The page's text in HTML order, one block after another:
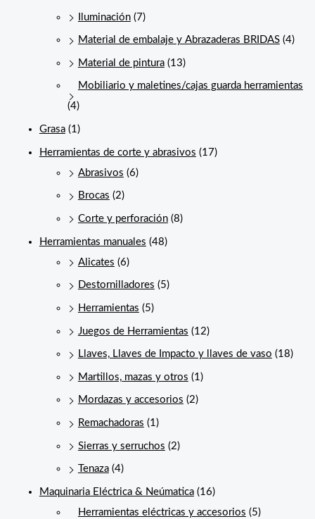
Iluminación (7)
Material de embalaje y Abrazaderas BRIDAS (4)
Material de pintura (13)
Mobiliario y maletines/cajas guarda herramientas
(4)
Grasa (1)
Herramientas de corte y abrasivos (17)
Abrasivos (6)
Brocas (2)
Corte y perforación (8)
Herramientas manuales (48)
Alicates (6)
Destornilladores (5)
Herramientas (5)
Juegos de Herramientas (12)
Llaves, Llaves de Impacto y llaves de vaso (18)
Martillos, mazas y otros (1)
Mordazas y accesorios (2)
Remachadoras (1)
Sierras y serruchos (2)
Tenaza (4)
Maquinaria Eléctrica & Neúmatica (16)
Herramientas eléctricas y accesorios (5)